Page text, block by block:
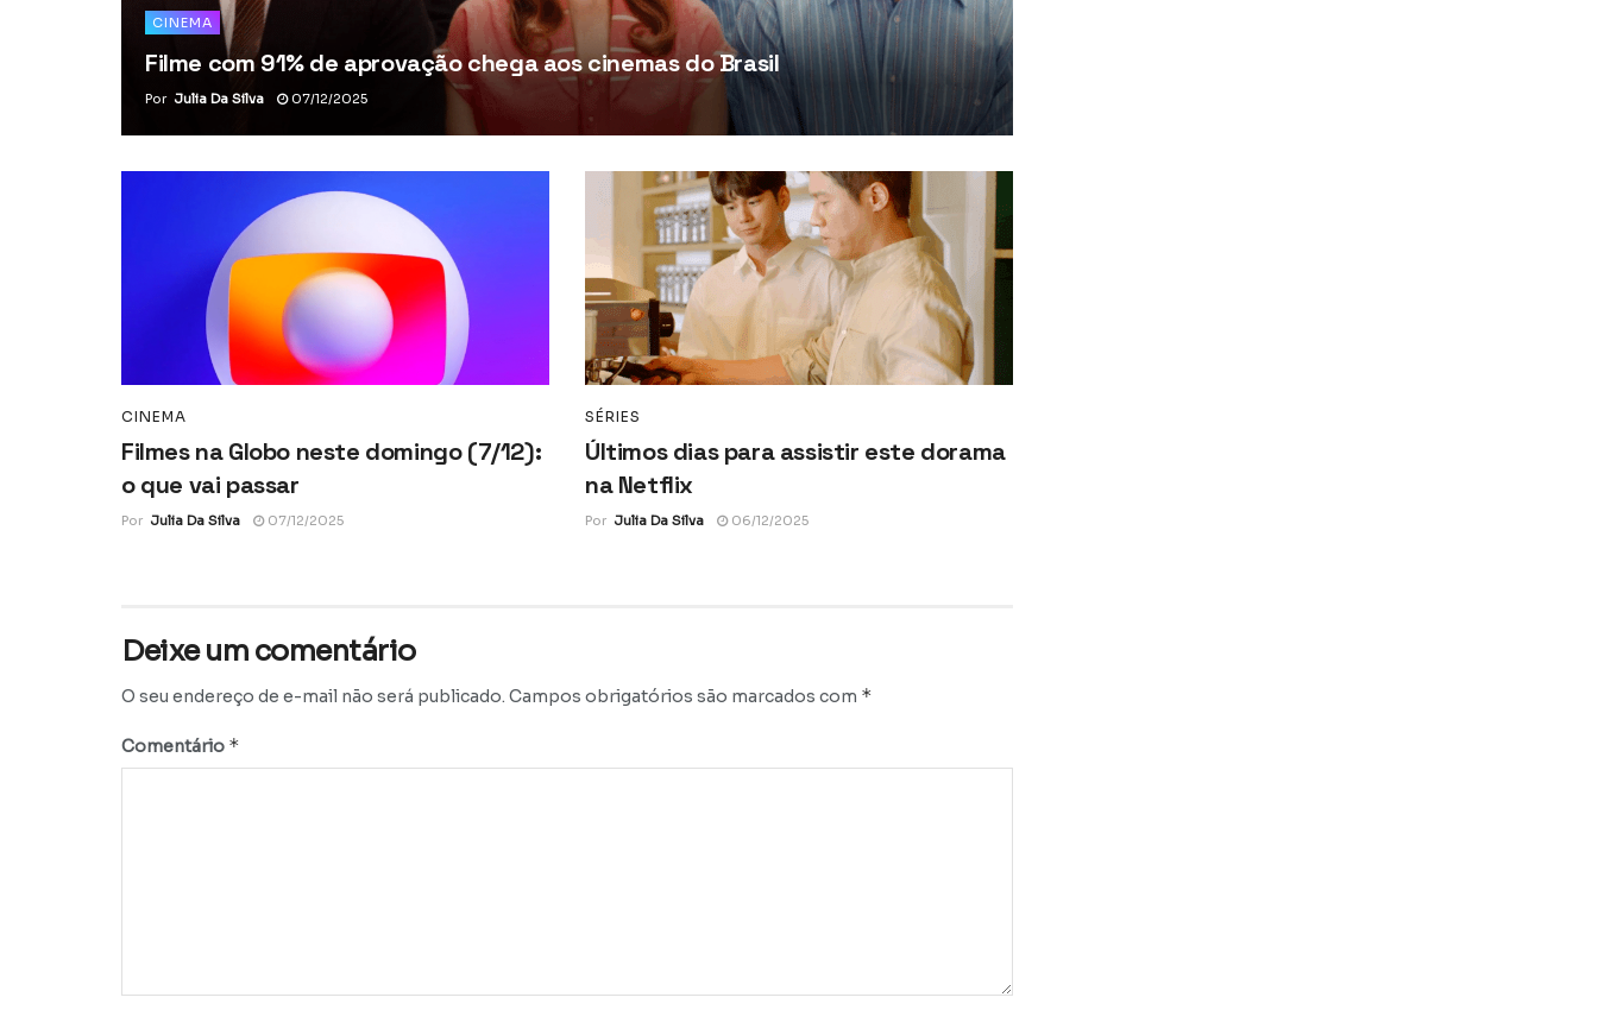
CINEMA
Filme com 91% de aprovação chega aos cinemas do Brasil
Por Julia Da Silva 07/12/2025
CINEMA
Filmes na Globo neste domingo (7/12):
o que vai passar
Por Julia Da Silva 07/12/2025
SÉRIES
Últimos dias para assistir este dorama
na Netflix
Por Julia Da Silva 06/12/2025
Deixe um comentário
O seu endereço de e-mail não será publicado. Campos obrigatórios são marcados com *
Comentário *